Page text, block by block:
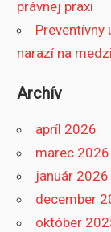
právnej praxi
Preventívny
narazí na
Archív
apríl 2026
marec 2026
január 2026
december
október